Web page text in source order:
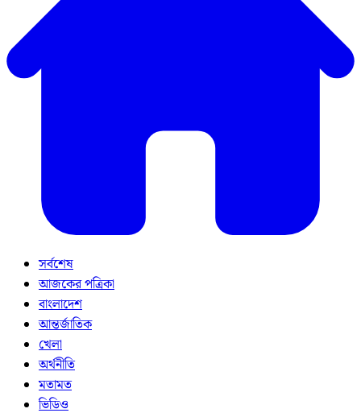
সর্বশেষ
আজকের পত্রিকা
বাংলাদেশ
আন্তর্জাতিক
খেলা
অর্থনীতি
মতামত
ভিডিও